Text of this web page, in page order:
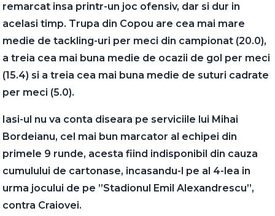
remarcat insa printr-un joc ofensiv, dar si dur in
acelasi timp. Trupa din Copou are cea mai mare
medie de tackling-uri per meci din campionat (20.0),
a treia cea mai buna medie de ocazii de gol per meci
(15.4) si a treia cea mai buna medie de suturi cadrate
per meci (5.0).
Iasi-ul nu va conta diseara pe serviciile lui Mihai
Bordeianu, cel mai bun marcator al echipei din
primele 9 runde, acesta fiind indisponibil din cauza
cumulului de cartonase, incasandu-l pe al 4-lea in
urma jocului de pe ”Stadionul Emil Alexandrescu”,
contra Craiovei.